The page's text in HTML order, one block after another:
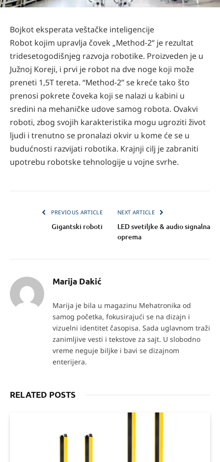
Bojkot eksperata veštačke inteligencije
Robot kojim upravlja čovek „Method-2“ je rezultat
tridesetogodišnjeg razvoja robotike. Proizveden je u
Južnoj Koreji, i prvi je robot na dve noge koji može
preneti 1,5T tereta. “Method-2” se kreće tako što
prenosi pokrete čoveka koji se nalazi u kabini u
sredini na mehaničke udove samog robota. Ovakvi
roboti, zbog svojih karakteristika mogu ugroziti život
ljudi i trenutno se pronalazi okvir u kome će se u
budućnosti razvijati robotika. Krajnji cilj je zabraniti
upotrebu robotske tehnologije u vojne svrhe.
PREVIOUS ARTICLE
Gigantski roboti
NEXT ARTICLE
LED svetiljke & audio signalna
oprema
Marija Dakić
Marija je bila u magazinu Mehatronika od
samog početka, fokusirajući se na dizajn i
vizuelni identitet časopisa. Sada uglavnom traži
zanimljive vesti i tekstove za sajt. U slobodno
vreme neguje biljke i bavi se dizajnom
enterijera.
RELATED POSTS